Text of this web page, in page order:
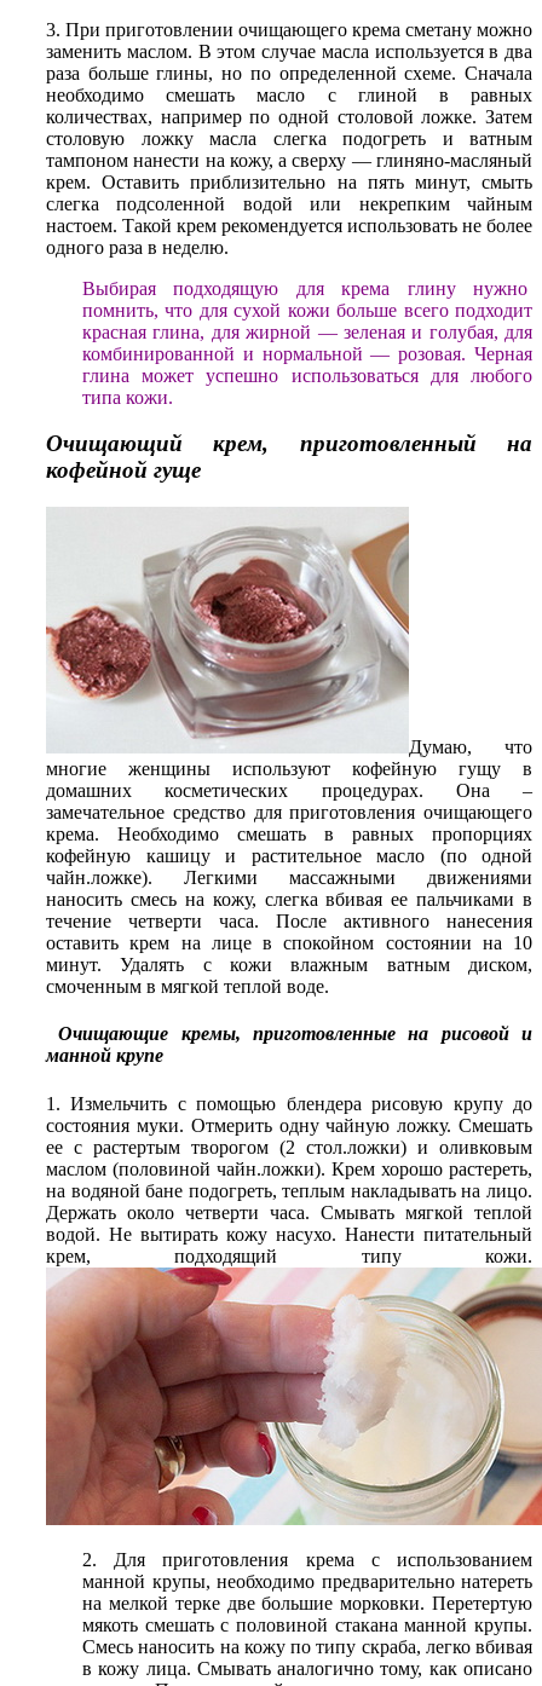
3. При приготовлении очищающего крема сметану можно
заменить маслом. В этом случае масла используется в два
раза больше глины, но по определенной схеме. Сначала
необходимо смешать масло с глиной в равных
количествах, например по одной столовой ложке. Затем
столовую ложку масла слегка подогреть и ватным
тампоном нанести на кожу, а сверху — глиняно-масляный
крем. Оставить приблизительно на пять минут, смыть
слегка подсоленной водой или некрепким чайным
настоем. Такой крем рекомендуется использовать не более
одного раза в неделю.
Выбирая подходящую для крема глину нужно
помнить, что для сухой кожи больше всего подходит
красная глина, для жирной — зеленая и голубая, для
комбинированной и нормальной — розовая. Черная
глина может успешно использоваться для любого
типа кожи.
Очищающий крем, приготовленный на
кофейной гуще
Думаю, что
многие женщины используют кофейную гущу в
домашних косметических процедурах. Она –
замечательное средство для приготовления очищающего
крема. Необходимо смешать в равных пропорциях
кофейную кашицу и растительное масло (по одной
чайн.ложке). Легкими массажными движениями
наносить смесь на кожу, слегка вбивая ее пальчиками в
течение четверти часа. После активного нанесения
оставить крем на лице в спокойном состоянии на 10
минут. Удалять с кожи влажным ватным диском,
смоченным в мягкой теплой воде.
Очищающие кремы, приготовленные на рисовой и
манной крупе
1. Измельчить с помощью блендера рисовую крупу до
состояния муки. Отмерить одну чайную ложку. Смешать
ее с растертым творогом (2 стол.ложки) и оливковым
маслом (половиной чайн.ложки). Крем хорошо растереть,
на водяной бане подогреть, теплым накладывать на лицо.
Держать около четверти часа. Смывать мягкой теплой
водой. Не вытирать кожу насухо. Нанести питательный
крем, подходящий типу кожи.
2. Для приготовления крема с использованием
манной крупы, необходимо предварительно натереть
на мелкой терке две большие морковки. Перетертую
мякоть смешать с половиной стакана манной крупы.
Смесь наносить на кожу по типу скраба, легко вбивая
в кожу лица. Смывать аналогично тому, как описано